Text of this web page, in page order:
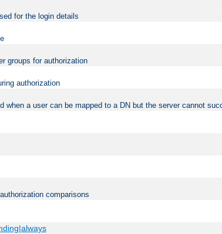
for the login details
groups for authorization
authorization
when a user can be mapped to a DN but the server cannot
comparisons